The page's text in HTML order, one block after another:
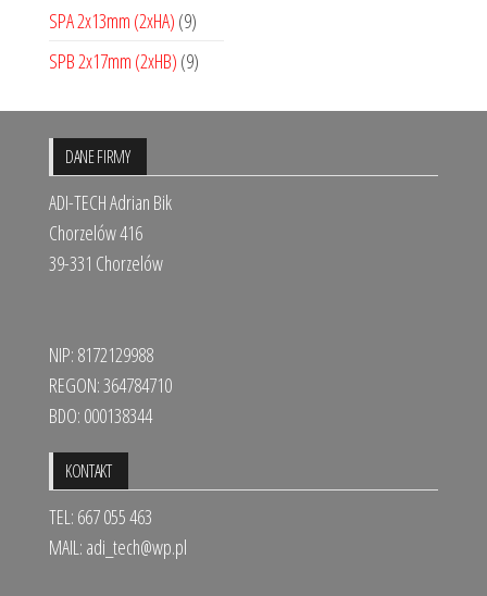
SPA 2x13mm (2xHA) (9)
SPB 2x17mm (2xHB) (9)
DANE FIRMY
ADI-TECH Adrian Bik
Chorzelów 416
39-331 Chorzelów
NIP: 8172129988
REGON: 364784710
BDO: 000138344
KONTAKT
TEL: 667 055 463
MAIL: adi_tech@wp.pl